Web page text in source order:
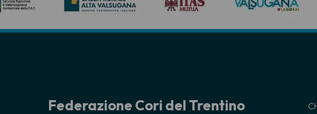
Federazione Cori del Trentino